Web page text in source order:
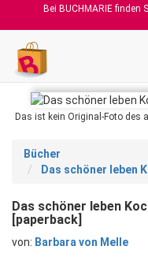
Bei BUCHMARIE finden
Das ist kein Original-Foto des
Bücher
Das schöner leben
Das schöner leben
[paperback]
von: Barbara von Melle